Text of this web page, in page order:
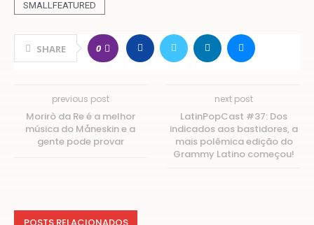
SMALLFEATURED
SHARE 0
previous post
Morirò da Re é a melhor
música do Måneskin e a
gente pode provar
next post
LatinPopCast #37: Dos
indicados aos bastidores, a
mais polêmica edição do
Grammy Latino começou!